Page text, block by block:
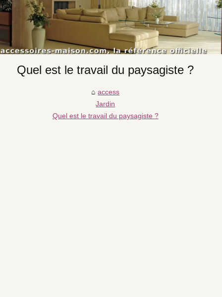
Quel est le travail du paysagiste ?
access
Jardin
Quel est le travail du paysagiste ?